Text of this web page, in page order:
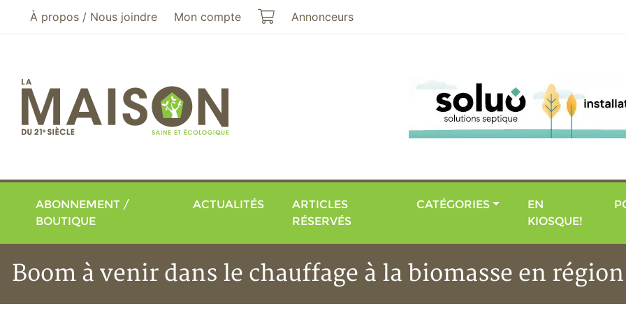
Aller au menu principal
Aller au contenu principal
À propos / Nous joindre Mon compte Mon panier
Annonceurs
ABONNEMENT /
BOUTIQUE
ACTUALITÉS
ARTICLES
RÉSERVÉS
CATÉGORIES
EN
KIOSQUE!
Boom à venir dans le chauffage à la biomasse en région